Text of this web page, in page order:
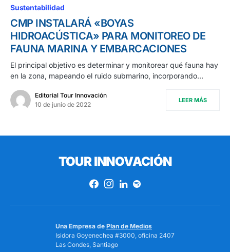
Sustentabilidad
CMP INSTALARÁ «BOYAS
HIDROACÚSTICA» PARA MONITOREO DE
FAUNA MARINA Y EMBARCACIONES
El principal objetivo es determinar y monitorear qué fauna hay
en la zona, mapeando el ruido submarino, incorporando…
Editorial Tour Innovación
10 de junio de 2022
LEER MÁS
TOUR INNOVACIÓN
Una Empresa de Plan de Medios
Isidora Goyenechea #3000, oficina 2407
Las Condes, Santiago